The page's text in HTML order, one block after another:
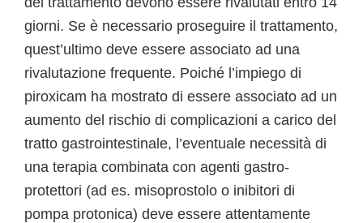
giorni. Se è necessario proseguire il trattamento,
quest’ultimo deve essere associato ad una
rivalutazione frequente. Poiché l’impiego di
piroxicam ha mostrato di essere associato ad un
aumento del rischio di complicazioni a carico del
tratto gastrointestinale, l’eventuale necessità di
una terapia combinata con agenti gastro-
protettori (ad es. misoprostolo o inibitori di
pompa protonica) deve essere attentamente